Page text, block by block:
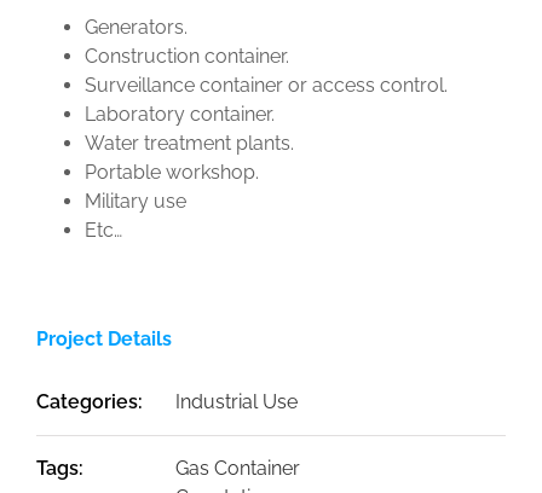
Generators.
Construction container.
Surveillance container or access control.
Laboratory container.
Water treatment plants.
Portable workshop.
Military use
Etc…
Project Details
Categories: Industrial Use
Tags:
Gas Container